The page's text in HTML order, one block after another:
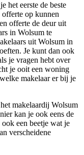
het eerste de beste
op kunnen
offerte de deur uit
in Wolsum te
uit Wolsum in
Je kunt dan ook
je vragen hebt over
je ooit een woning
makelaar er bij je
makelaardij Wolsum
kan je ook eens de
een beetje wat je
verscheidene